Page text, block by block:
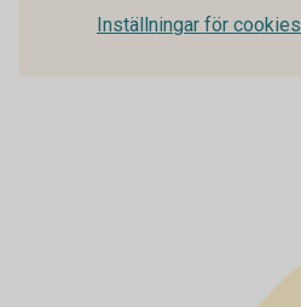
Inställningar för cookies